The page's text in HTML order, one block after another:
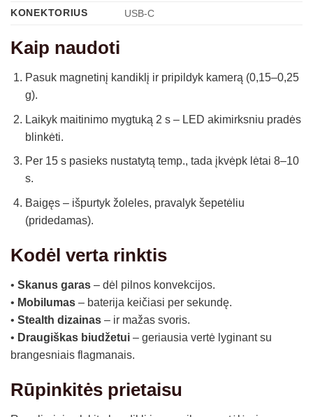
KONEKTORIUS
USB-C
Kaip naudoti
Pasuk magnetinį kandiklį ir pripildyk kamerą (0,15–0,25
g).
Laikyk maitinimo mygtuką 2 s – LED akimirksniu pradės
blinkėti.
Per 15 s pasieks nustatytą temp., tada įkvėpk lėtai 8–10
s.
Baigęs – išpurtyk žoleles, pravalyk šepetėliu
(pridedamas).
Kodėl verta rinktis
• Skanus garas – dėl pilnos konvekcijos.
• Mobilumas – baterija keičiasi per sekundę.
• Stealth dizainas – ir mažas svoris.
• Draugiškas biudžetui – geriausia vertė lyginant su
brangesniais flagmanais.
Rūpinkitės prietaisu